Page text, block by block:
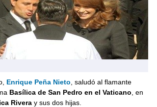
Enrique Peña Nieto , saludó al flamante
Basílica de San Pedro en el Vaticano , en
Riveray sus dos hijas.